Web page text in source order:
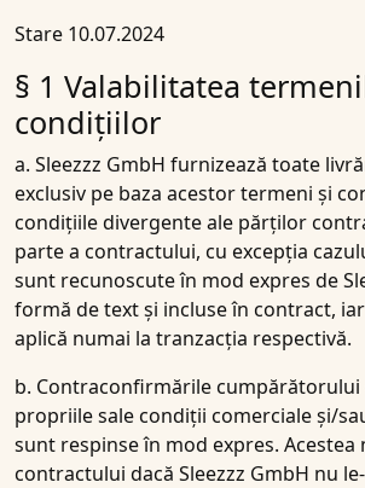
Stare 10.07.2024
§ 1 Valabilitatea
condițiilor
a. Sleezzz GmbH furnizează toate
exclusiv pe baza acestor termeni și
condițiile divergente ale părților
parte a contractului, cu excepția
sunt recunoscute în mod expres de
formă de text și incluse în contract,
aplică numai la tranzacția respectivă.
b. Contraconfirmările cumpărătorului
propriile sale condiții comerciale și/
sunt respinse în mod expres. Acestea
contractului dacă Sleezzz GmbH nu